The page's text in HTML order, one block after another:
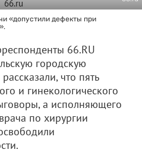
«допустили дефекты при
66.RU
городскую
что пять
и гинекологического
а исполняющего
по хирургии